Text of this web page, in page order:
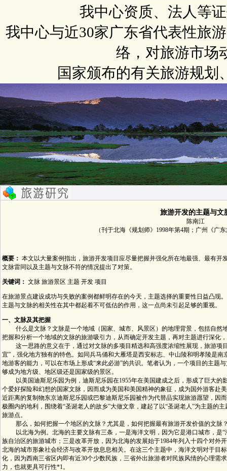
我中心资质、法人等
我中心与近30家广东省代表性旅
络，对旅游市场
国家颁布的有关旅游规划
旅游开发的主题与文
陈南江
（刊于北海《规划师》1998年第4期；广州《广
概要： 本文以大量案例指出，旅游开发项目应尽量把握并强化所在地最强、最有
文脉雷同以及主题与文脉不符的情况提出了对策。
关键词： 文脉 旅游景区 主题 开发 项目
在旅游景点建设成功与失败的案例都鲜明存在的今天，主题选择的重要性日益凸现
主题与文脉的相关性在其中都起着不可低估的作用，这一点尚未引起足够的重视。
一、文脉及其把握
什么是文脉？文脉是一个地域（国家、城市、风景区）的地理背景，包括自然
把握和分析一个地域的文脉的旅游吸引力，从而确定开发主题，再对主题进行深化
这一思路的意义在于，通过对文脉的多项目精选和高强度浓缩性展现，旅游项
宜”，强化地方独有的特色。如同兵马俑和大雁塔是西安标志、中山陵和明孝陵是
地游客的能力，可以在市场上形成“来此必游”的共识。笔者认为，一个项目的主题
够成为地方级、地区级还是国家级的景区。
以美国迪斯尼乐园为例，迪斯尼乐园在1955年在美国建成之后，形成了巨大的
个爱好探险和幻想的国家文脉，因而成为美国和美国精神的象征，成为国外游客赴
近距离的复制物东京迪斯尼乐园或巴黎迪斯尼乐园被作为代替品实现旅游愿望，因
极圈内的地利，围绕着“圣诞老人的故乡”大做文章，建起了以“圣诞老人”为主题的
旅游点。
那么，如何把握一个地区的文脉？尤其是，如何把握最有旅游开发价值的文脉
以北海为例。北海的主要文脉有三条，一是海洋文明，因为它是港口城市，是“
族自治区的旅游城市；三是改革开放，因为北海的发展始于1984年列入十四个对外
北海的城市形象社会经济与改革开放息息相关。在这三个主题中，海洋文明对于目
化，因为西南三省区内即有近30个少数民族，三省外出旅游者对民族风情的心理需
力，也就更具可行性*1。